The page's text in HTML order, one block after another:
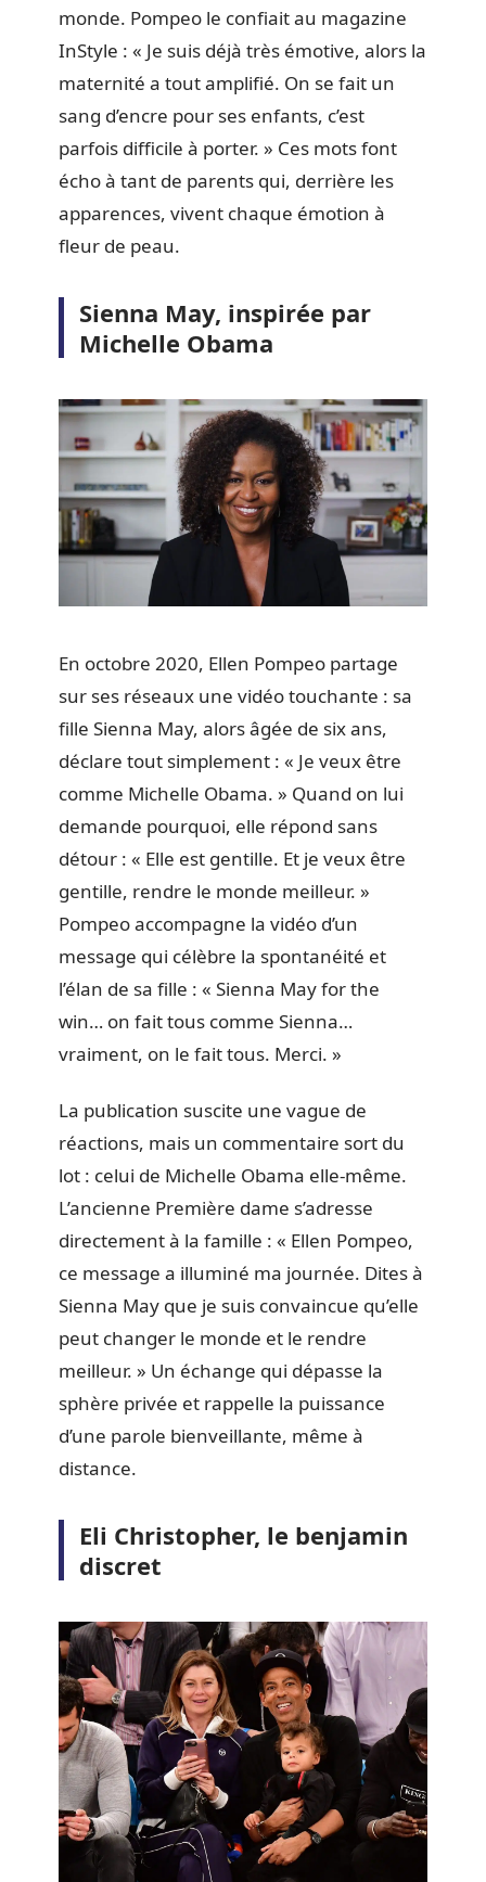
monde. Pompeo le confiait au magazine
InStyle : « Je suis déjà très émotive, alors la
maternité a tout amplifié. On se fait un
sang d’encre pour ses enfants, c’est
parfois difficile à porter. » Ces mots font
écho à tant de parents qui, derrière les
apparences, vivent chaque émotion à
fleur de peau.
Sienna May, inspirée par
Michelle Obama
En octobre 2020, Ellen Pompeo partage
sur ses réseaux une vidéo touchante : sa
fille Sienna May, alors âgée de six ans,
déclare tout simplement : « Je veux être
comme Michelle Obama. » Quand on lui
demande pourquoi, elle répond sans
détour : « Elle est gentille. Et je veux être
gentille, rendre le monde meilleur. »
Pompeo accompagne la vidéo d’un
message qui célèbre la spontanéité et
l’élan de sa fille : « Sienna May for the
win… on fait tous comme Sienna…
vraiment, on le fait tous. Merci. »
La publication suscite une vague de
réactions, mais un commentaire sort du
lot : celui de Michelle Obama elle-même.
L’ancienne Première dame s’adresse
directement à la famille : « Ellen Pompeo,
ce message a illuminé ma journée. Dites à
Sienna May que je suis convaincue qu’elle
peut changer le monde et le rendre
meilleur. » Un échange qui dépasse la
sphère privée et rappelle la puissance
d’une parole bienveillante, même à
distance.
Eli Christopher, le benjamin
discret